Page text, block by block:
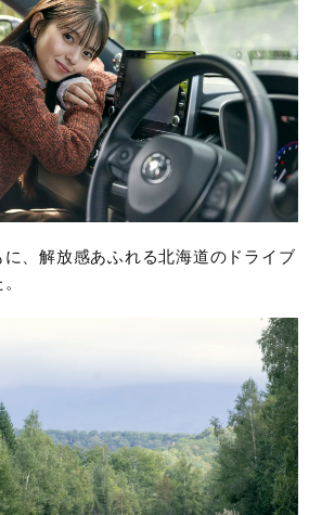
、解放感あふれる北海道のドライブ